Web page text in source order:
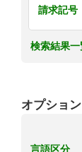
請求記号
検索結果一
オプション
言語区分